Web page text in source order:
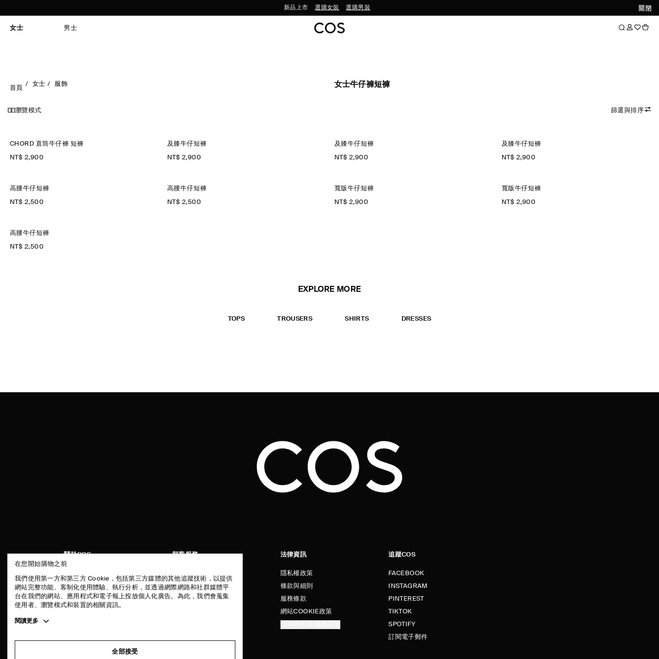
關閉
新品上市 選購女裝 選購男裝
女士 男士
首頁
女士 服飾 女士牛仔褲短褲
瀏覽模式 篩選與排序
CHORD 直筒牛仔褲 短褲
NT$ 2,900
及膝牛仔短褲
NT$ 2,900
及膝牛仔短褲
NT$ 2,900
及膝牛仔短褲
NT$ 2,900
高腰牛仔短褲
NT$ 2,500
高腰牛仔短褲
NT$ 2,500
寬版牛仔短褲
NT$ 2,900
寬版牛仔短褲
NT$ 2,900
高腰牛仔短褲
NT$ 2,500
EXPLORE MORE
TOPS TROUSERS SHIRTS DRESSES
關於COS
工作機會
新聞中心
顧客服務
配送說明
付款說明
法律資訊
隱私權政策
條款與細則
服務條款
網站COOKIE政策
追蹤COS
FACEBOOK
INSTAGRAM
PINTEREST
TIKTOK
SPOTIFY
訂閱電子郵件
在您開始購物之前
我們使用第一方和第三方 Cookie，包括第三方媒體的其他追蹤技術，以提供
網站完整功能、客制化使用體驗、執行分析，並透過網際網路和社群媒體平
台在我們的網站、應用程式和電子報上投放個人化廣告。為此，我們會蒐集
使用者、瀏覽模式和裝置的相關資訊。
Toggle
閱讀更多
全部接受